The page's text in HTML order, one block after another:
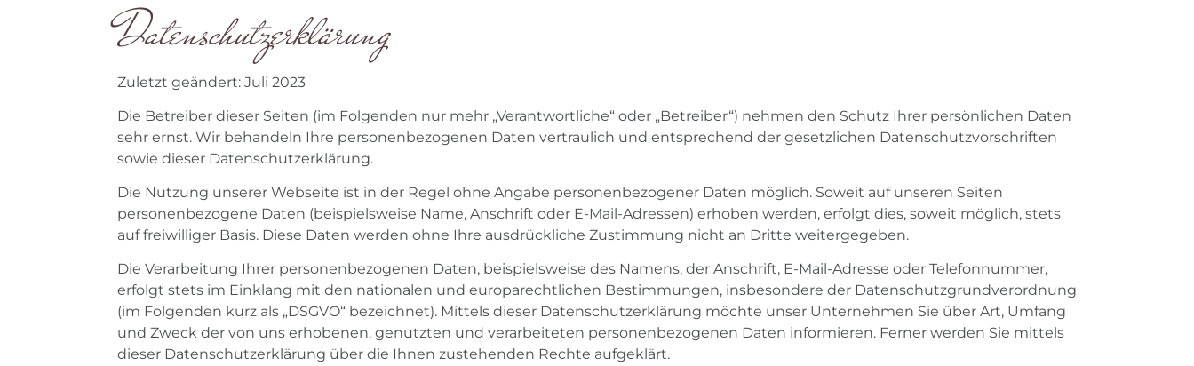
Datenschutzerklärung
Zuletzt geändert: Juli 2023
Die Betreiber dieser Seiten (im Folgenden nur mehr „Verantwortliche“ oder „Betreiber“) nehmen den Schutz Ihrer persönlichen Daten
sehr ernst. Wir behandeln Ihre personenbezogenen Daten vertraulich und entsprechend der gesetzlichen Datenschutzvorschriften
sowie dieser Datenschutzerklärung.
Die Nutzung unserer Webseite ist in der Regel ohne Angabe personenbezogener Daten möglich. Soweit auf unseren Seiten
personenbezogene Daten (beispielsweise Name, Anschrift oder E-Mail-Adressen) erhoben werden, erfolgt dies, soweit möglich, stets
auf freiwilliger Basis. Diese Daten werden ohne Ihre ausdrückliche Zustimmung nicht an Dritte weitergegeben.
Die Verarbeitung Ihrer personenbezogenen Daten, beispielsweise des Namens, der Anschrift, E-Mail-Adresse oder Telefonnummer,
erfolgt stets im Einklang mit den nationalen und europarechtlichen Bestimmungen, insbesondere der Datenschutzgrundverordnung
(im Folgenden kurz als „DSGVO“ bezeichnet). Mittels dieser Datenschutzerklärung möchte unser Unternehmen Sie über Art, Umfang
und Zweck der von uns erhobenen, genutzten und verarbeiteten personenbezogenen Daten informieren. Ferner werden Sie mittels
dieser Datenschutzerklärung über die Ihnen zustehenden Rechte aufgeklärt.